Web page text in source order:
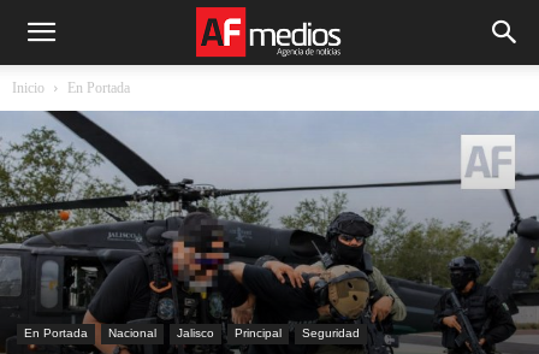
Inicio En Portada
En Portada Nacional Jalisco Principal Seguridad